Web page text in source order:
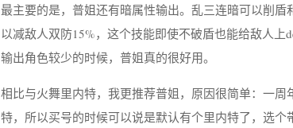
最主要的是，普姐还有暗属性输出。乱三连暗可以削盾
以减敌人双防15%，这个技能即使不破盾也能给敌人上
输出角色较少的时候，普姐真的很好用。
相比与火舞里内特，我更推荐普姐，原因很简单：一周
特，所以买号的时候可以说是默认有个里内特了，选个